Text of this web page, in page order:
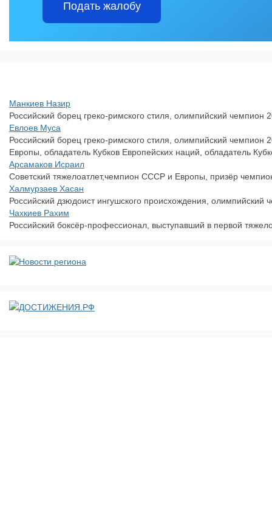
Подать жалобу
Манкиев Назир
Российский борец греко-римского стиля, олимпийский чемпион
Евлоев Муса
Российский борец греко-римского стиля, олимпийский
Европы, обладатель Кубков Европейских наций, обладатель
Арсамаков Исраил
Советский тяжелоатлет,чемпион СССР и Европы, призёр
Халмурзаев Хасан
Российский дзюдоист ингушского происхождения, олимпийский
Чахкиев Рахим
Российский боксёр-профессионал, выступавший в первой
ДОСТИЖЕНИЯ.РФ